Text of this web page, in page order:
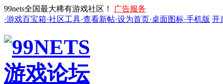
99nets全国最大稀有游戏社区！
广告服务
·游戏百宝箱·社区工具·查看新帖·设为首页·桌面图标·手机版 开